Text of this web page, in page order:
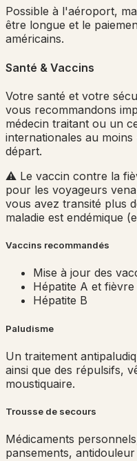
Possible à l'aéroport,
être longue et le
américains.
Santé & Vaccins
Votre santé et votre
vous recommandons
médecin traitant ou un
internationales au
départ.
⚠️ Le vaccin contre la
pour les voyageurs
vous avez transité plus
maladie est endémique
Vaccins recommandés
Mise à jour des
Hépatite A et
Hépatite B
Paludisme
Un traitement
ainsi que des répulsifs,
moustiquaire.
Trousse de secours
Médicaments
pansements,